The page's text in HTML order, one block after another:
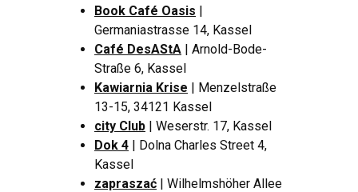
Book Café Oasis |
Germaniastrasse 14, Kassel
Café DesAStA | Arnold-Bode-
Straße 6, Kassel
Kawiarnia Krise | Menzelstraße
13-15, 34121 Kassel
city ​​Club | Weserstr. 17, Kassel
Dok 4 | Dolna Charles Street 4,
Kassel
zapraszać | Wilhelmshöher Allee